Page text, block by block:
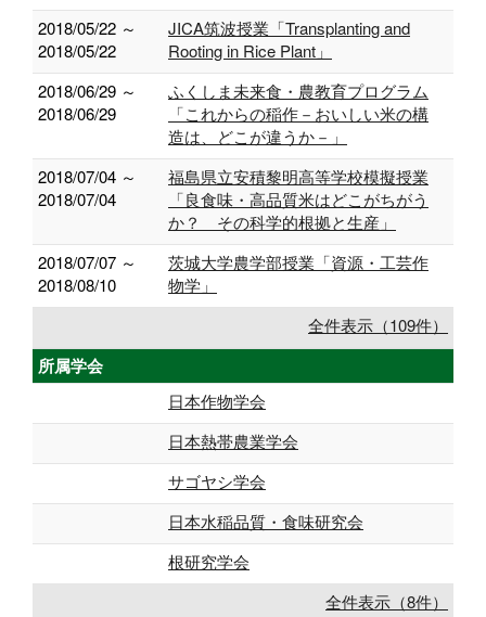
2018/05/22 ～
2018/05/22
JICA筑波授業「Transplanting and
Rooting in Rice Plant」
2018/06/29 ～
2018/06/29
ふくしま未来食・農教育プログラム
「これからの稲作－おいしい米の構
造は、どこが違うか－」
2018/07/04 ～
2018/07/04
福島県立安積黎明高等学校模擬授業
「良食味・高品質米はどこがちがう
か？ その科学的根拠と生産」
2018/07/07 ～
2018/08/10
茨城大学農学部授業「資源・工芸作
物学」
全件表示（109件）
所属学会
日本作物学会
日本熱帯農業学会
サゴヤシ学会
日本水稲品質・食味研究会
根研究学会
全件表示（8件）